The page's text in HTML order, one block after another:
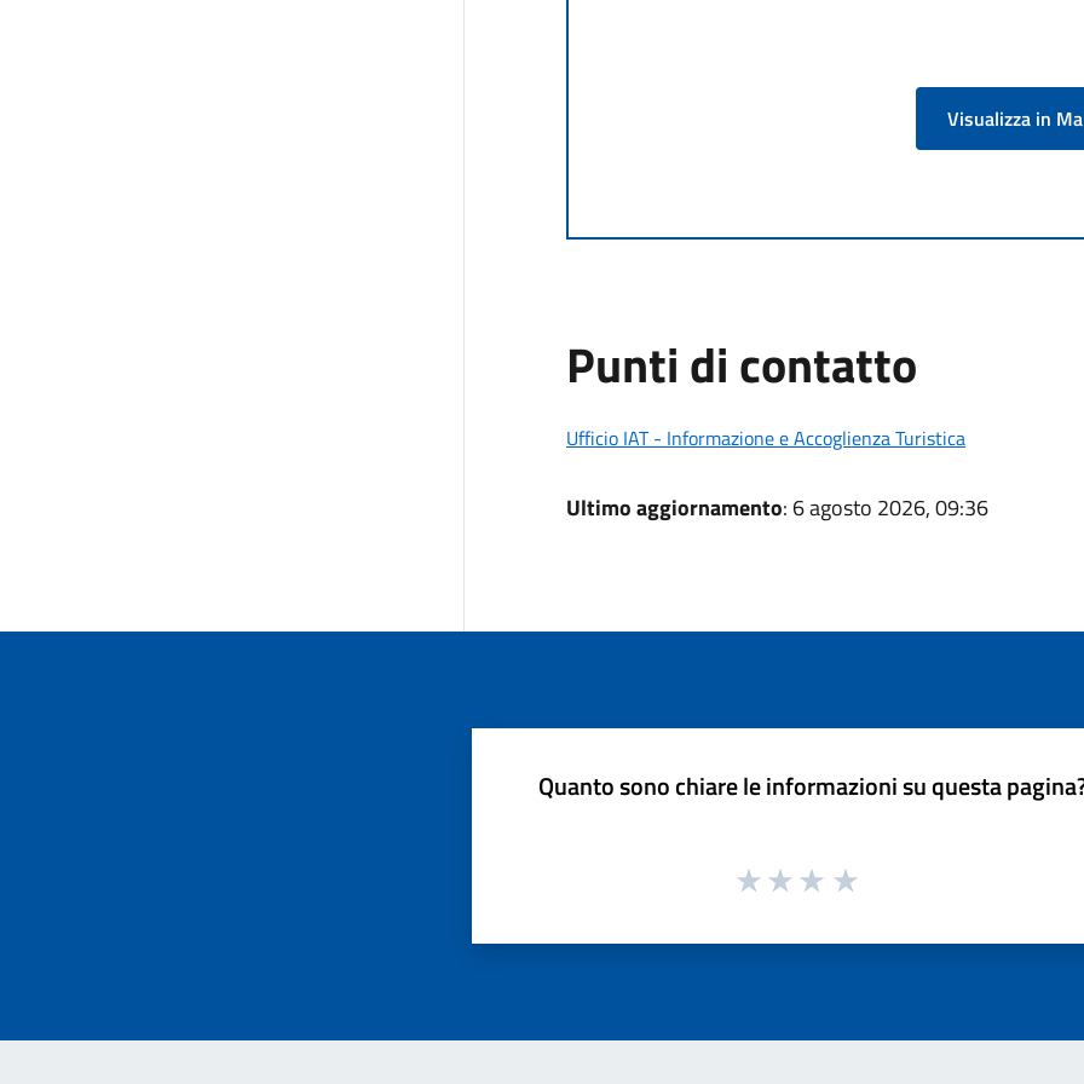
Visualizza in
Punti di contatto
Ufficio IAT - Informazione e Accoglienza Turistica
Ultimo aggiornamento: 6 agosto 2026, 09:36
Quanto sono chiare le informazioni su questa